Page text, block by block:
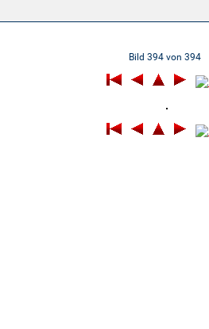
Bild 394 von 394